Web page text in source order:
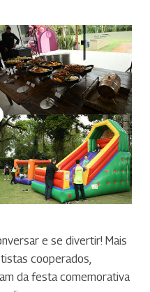
e se divertir! Mais
cooperados,
da festa comemorativa